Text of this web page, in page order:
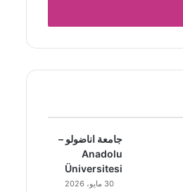
جامعة اناضولو –
Anadolu
Üniversitesi
30 مايو، 2026